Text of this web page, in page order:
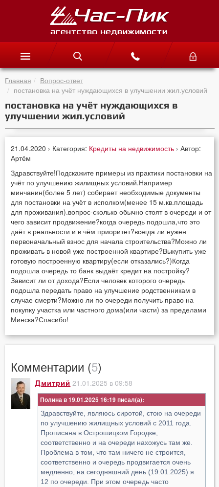
Главная
Вопрос-ответ
постановка на учёт нуждающихся в улучшении жил.условий
постановка на учёт нуждающихся в
улучшении жил.условий
21.04.2020 › Категория: Кредиты на недвижимость › Автор:
Артём
Здравствуйте!Подскажите примеры из практики постановки на
учёт по улучшению жилищных условий.Например
минчанин(более 5 лет) собирает необходимые документы
для постановки на учёт в исполком(менее 15 м.кв.площадь
для проживания).вопрос-сколько обычно стоят в очереди и от
чего зависит продвижение?когда очередь подошла,что это
даёт в реальности и в чём приоритет?всегда ли нужен
первоначальный взнос для начала строительства?Можно ли
проживать в новой уже построенной квартире?Выкупить уже
готовую построенную квартиру(если отказались?)Когда
подошла очередь то банк выдаёт кредит на постройку?
Зависит ли от дохода?Если человек которого очередь
подошла передать право на улучшение родственникам в
случае смерти?Можно ли по очереди получить право на
покупку участка или частного дома(или части) за пределами
Минска?Спасибо!
Комментарии (5)
Дмитрий 21.01.2025 в 09:58
Полина в 19.01.2025 16:19
Здравствуйте, являюсь сиротой, стою на очереди
по улучшению жилищных условий с 2011 года.
Прописана в Острошицком Городке,
соответственно и на очереди нахожусь там же.
Проблема в том, что там ничего не строится,
соответственно и очередь продвигается очень
медленно, на сегодняшний день (19.01.2025) я
12 по очереди. При этом очередь часто